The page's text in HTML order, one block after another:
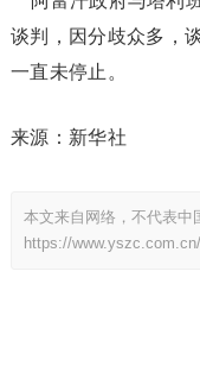
谈判，因分歧众多，
一直未停止。
来源：新华社
本文来自网络，不代表中
https://